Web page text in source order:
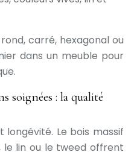
carré, hexagonal ou
dans un meuble pour
soignées : la qualité
Le bois massif
le lin ou le tweed offrent